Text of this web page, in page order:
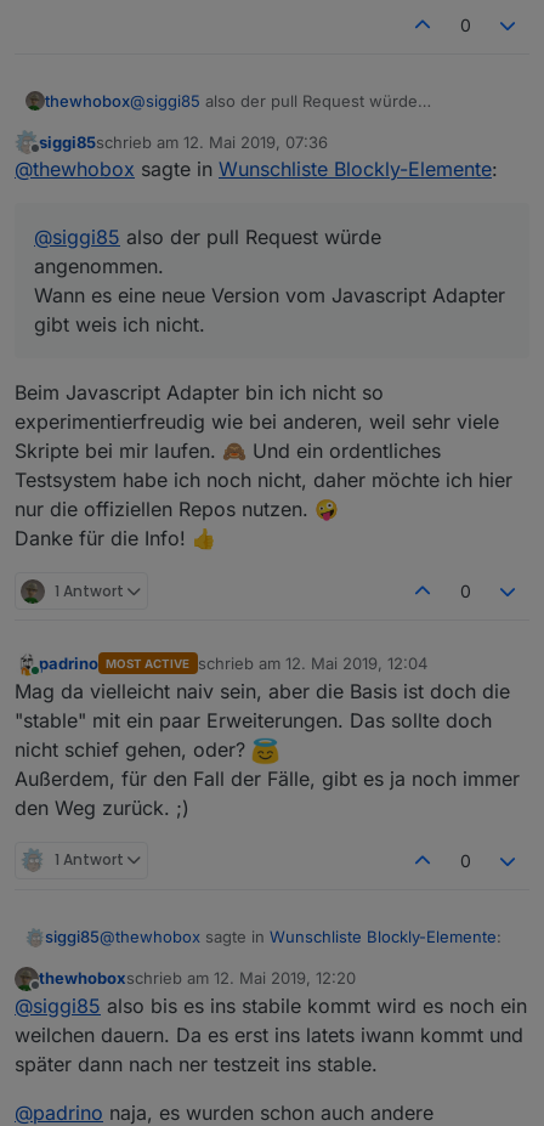
0
thewhobox@siggi85 also der pull Request würde
Wann es eine neue Version vom Javascript
Adapter gibt weis ich nicht.
Offline
siggi85schrieb am 12. Mai 2019, 07:36
zuletzt editiert von
@thewhobox sagte in Wunschliste Blockly-Elemente:
@siggi85 also der pull Request würde
angenommen.
Wann es eine neue Version vom Javascript Adapter
gibt weis ich nicht.
Beim Javascript Adapter bin ich nicht so
experimentierfreudig wie bei anderen, weil sehr viele
Skripte bei mir laufen. 🙈 Und ein ordentliches
Testsystem habe ich noch nicht, daher möchte ich hier
nur die offiziellen Repos nutzen. 🤪
Danke für die Info! 👍
1 Antwort 0
Online
padrino MOST ACTIVE schrieb am 12. Mai 2019, 12:04
zuletzt editiert von
Mag da vielleicht naiv sein, aber die Basis ist doch die
"stable" mit ein paar Erweiterungen. Das sollte doch
nicht schief gehen, oder?
Außerdem, für den Fall der Fälle, gibt es ja noch immer
den Weg zurück. ;)
1 Antwort 0
siggi85@thewhobox sagte in Wunschliste Blockly-Elemente:
@siggi85also der pull Request würde
angenommen.
Wann es eine neue Version vom Javascript
Adapter gibt weis ich nicht.
Beim Javascript Adapter bin ich nicht so
experimentierfreudig wie bei anderen, weil sehr viele
Testsystem habe ich noch nicht, daher möchte ich hier
Offline
thewhoboxschrieb am 12. Mai 2019, 12:20
zuletzt editiert von
@siggi85 also bis es ins stabile kommt wird es noch ein
weilchen dauern. Da es erst ins latets iwann kommt und
später dann nach ner testzeit ins stable.
@padrino naja, es wurden schon auch andere